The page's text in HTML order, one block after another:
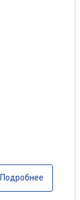
Подробнее